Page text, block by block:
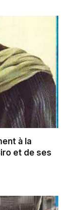
à la
et de ses